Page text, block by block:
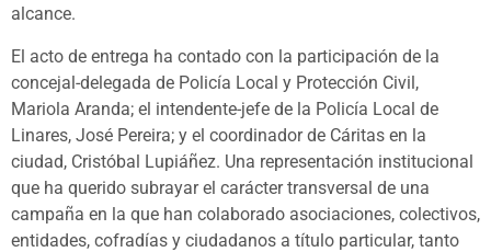
alcance.
El acto de entrega ha contado con la participación de la
concejal-delegada de Policía Local y Protección Civil,
Mariola Aranda; el intendente-jefe de la Policía Local de
Linares, José Pereira; y el coordinador de Cáritas en la
ciudad, Cristóbal Lupiáñez. Una representación institucional
que ha querido subrayar el carácter transversal de una
campaña en la que han colaborado asociaciones, colectivos,
entidades, cofradías y ciudadanos a título particular, tanto